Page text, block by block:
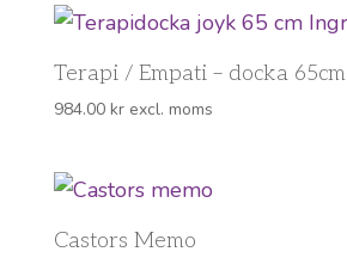
Terapi / Empati – docka 65cm
984.00 krexcl. moms
Castors Memo